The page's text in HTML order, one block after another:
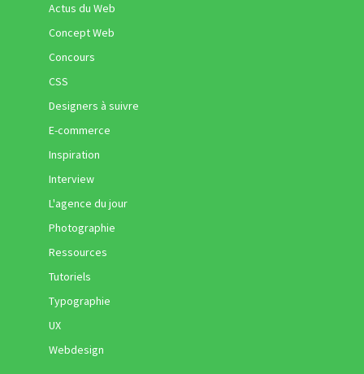
Actus du Web
Concept Web
Concours
CSS
Designers à suivre
E-commerce
Inspiration
Interview
L'agence du jour
Photographie
Ressources
Tutoriels
Typographie
UX
Webdesign